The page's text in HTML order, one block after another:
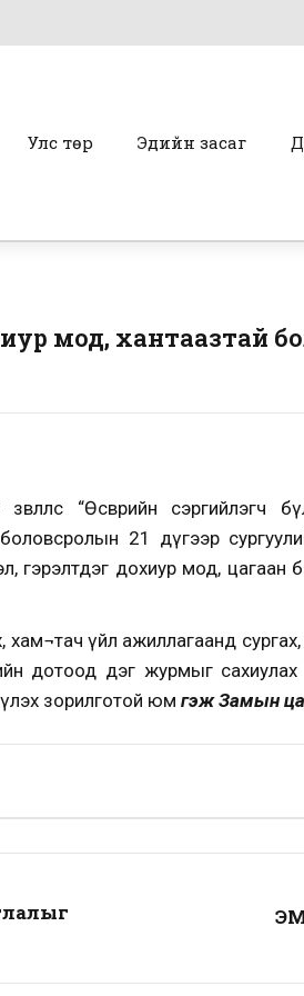
Улс төр Эдийн засаг
мод, хантаазтай
“Өсвөрийн сэргийлэгч
21 дүгээр
гэрэлтдэг дохиур мод,
үйл ажиллагаанд сургах,
дотоод дэг журмыг
зорилготой юм гэж Замын